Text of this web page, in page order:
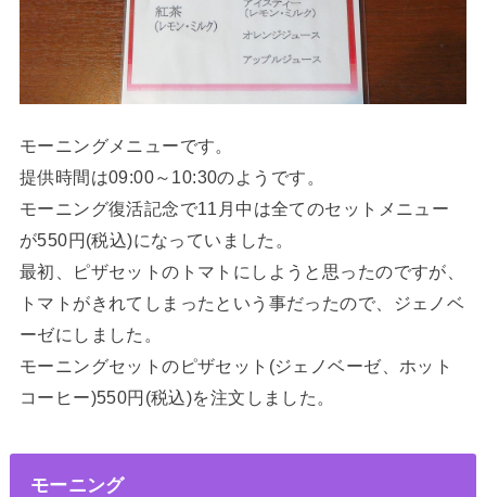
モーニングメニューです。
提供時間は09:00～10:30のようです。
モーニング復活記念で11月中は全てのセットメニュー
が550円(税込)になっていました。
最初、ピザセットのトマトにしようと思ったのですが、
トマトがきれてしまったという事だったので、ジェノベ
ーゼにしました。
モーニングセットのピザセット(ジェノベーゼ、ホット
コーヒー)550円 (税込)を注文しました。
モーニング